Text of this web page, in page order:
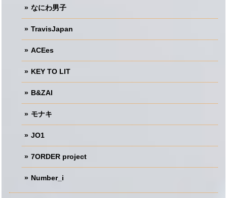
なにわ男子
TravisJapan
ACEes
KEY TO LIT
B&ZAI
モナキ
JO1
7ORDER project
Number_i